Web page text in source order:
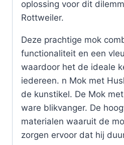
oplossing voor dit
Rottweiler.
Deze prachtige mok
functionaliteit en een
waardoor het de ideale
iedereen. n Mok met
de kunstikel. De Mok
ware blikvanger. De
materialen waaruit de
zorgen ervoor dat hij